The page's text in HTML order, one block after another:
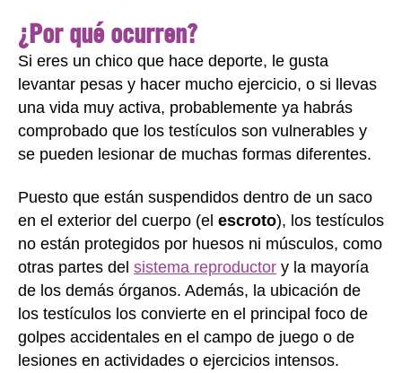
¿Por qué ocurren?
Si eres un chico que hace deporte, le gusta
levantar pesas y hacer mucho ejercicio, o si llevas
una vida muy activa, probablemente ya habrás
comprobado que los testículos son vulnerables y
se pueden lesionar de muchas formas diferentes.
Puesto que están suspendidos dentro de un saco
en el exterior del cuerpo (el escroto), los testículos
no están protegidos por huesos ni músculos, como
otras partes del sistema reproductor y la mayoría
de los demás órganos. Además, la ubicación de
los testículos los convierte en el principal foco de
golpes accidentales en el campo de juego o de
lesiones en actividades o ejercicios intensos.